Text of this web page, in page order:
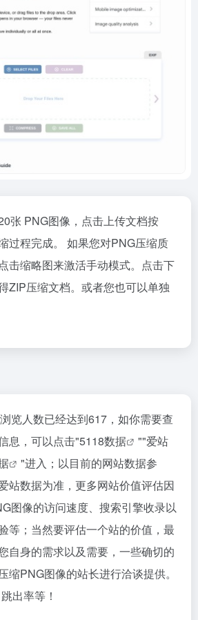
张 PNG图像，点击上传文档按
过程完成。 如果您对PNG压缩质
击缩略图来激活手动模式。点击下
ZIP压缩文档。或者您也可以单独
览人数已经达到617，如你需要查
息，可以点击"5118数据 ""爱站
"进入；以目前的网站数据参
站数据为准，更多网站价值评估因
图像的访问速度、搜索引擎收录以
等；当然要评估一个站的价值，最
自身的需求以及需要，一些确切的
缩PNG图像的站长进行洽谈提供。
出率等！